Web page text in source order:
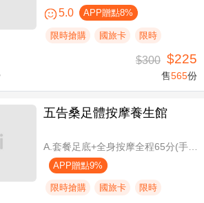
5.0 APP贈點8%
限時搶購 國旅卡 限時
$300 $225
售565份
五告桑足體按摩養生館
A.套餐足底+全身按摩全程65分(手技60分) / B.套餐足底+全身按摩全程95分(手技90分)
APP贈點9%
限時搶購 國旅卡 限時